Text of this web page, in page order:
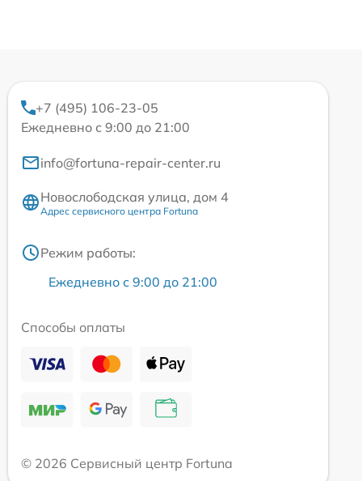
+7 (495) 106-23-05
Ежедневно с 9:00 до 21:00
info@fortuna-repair-center.ru
Новослободская улица, дом 4
Адрес сервисного центра Fortuna
Режим работы:
Ежедневно с 9:00 до 21:00
Способы оплаты
© 2026 Сервисный центр Fortuna